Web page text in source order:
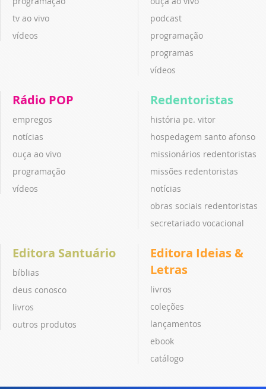
tv ao vivo
vídeos
podcast
programação
programas
vídeos
Rádio POP
empregos
notícias
ouça ao vivo
programação
vídeos
Redentoristas
história pe. vitor
hospedagem santo afonso
missionários redentoristas
missões redentoristas
notícias
obras sociais redentoristas
secretariado vocacional
Editora Santuário
bíblias
deus conosco
livros
outros produtos
Editora Ideias &
Letras
livros
coleções
lançamentos
ebook
catálogo